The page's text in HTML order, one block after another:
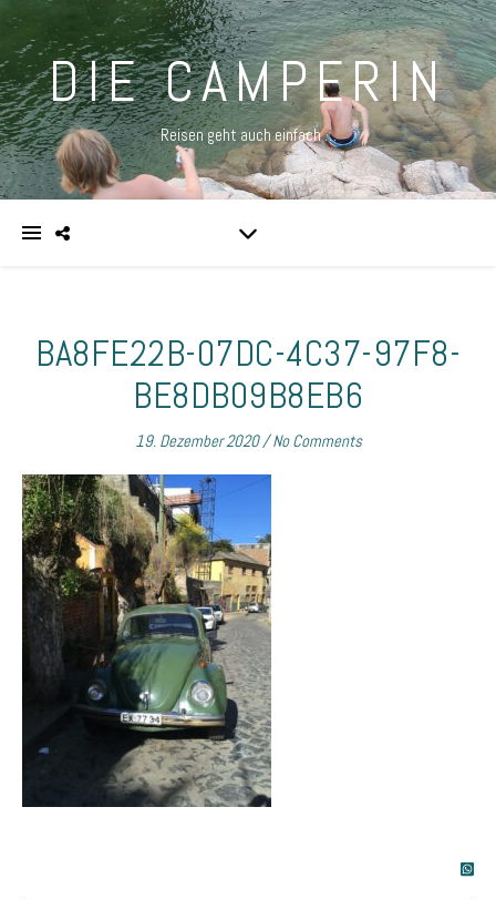
DIE CAMPERIN
Reisen geht auch einfach …
BA8FE22B-07DC-4C37-97F8-
BE8DB09B8EB6
19. Dezember 2020/ No Comments